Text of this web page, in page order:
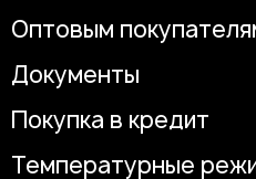
Оптовым
Документы
Покупка в кредит
Температурные